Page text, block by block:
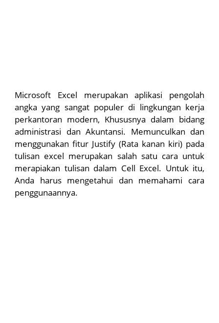
Microsoft Excel merupakan aplikasi pengolah
angka yang sangat populer di lingkungan kerja
perkantoran modern, Khususnya dalam bidang
administrasi dan Akuntansi. Memunculkan dan
menggunakan fitur Justify (Rata kanan kiri) pada
tulisan excel merupakan salah satu cara untuk
merapiakan tulisan dalam Cell Excel. Untuk itu,
Anda harus mengetahui dan memahami cara
penggunaannya.